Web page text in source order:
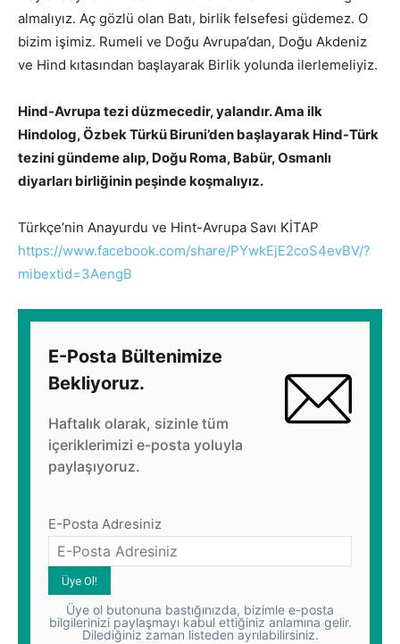
almalıyız. Aç gözlü olan Batı, birlik felsefesi güdemez. O
bizim işimiz. Rumeli ve Doğu Avrupa’dan, Doğu Akdeniz
ve Hind kıtasından başlayarak Birlik yolunda ilerlemeliyiz.
Hind-Avrupa tezi düzmecedir, yalandır. Ama ilk
Hindolog, Özbek Türkü Biruni’den başlayarak Hind-Türk
tezini gündeme alıp, Doğu Roma, Babür, Osmanlı
diyarları birliğinin peşinde koşmalıyız.
Türkçe’nin Anayurdu ve Hint-Avrupa Savı KİTAP
https://www.facebook.com/share/PYwkEjE2coS4evBV/?
mibextid=3AengB
E-Posta Bültenimize
Bekliyoruz.
Haftalık olarak, sizinle tüm
içeriklerimizi e-posta yoluyla
paylaşıyoruz.
E-Posta Adresiniz
Üye ol butonuna bastığınızda, bizimle e-posta
bilgilerinizi paylaşmayı kabul ettiğiniz anlamına gelir.
Dilediğiniz zaman listeden ayrılabilirsiniz.